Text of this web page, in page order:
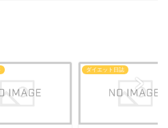
ダイエット日誌